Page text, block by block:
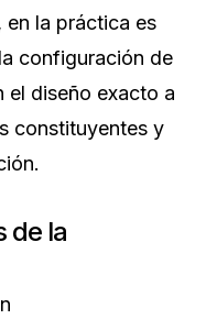
en la práctica es
configuración de
el diseño exacto a
constituyentes y
de la